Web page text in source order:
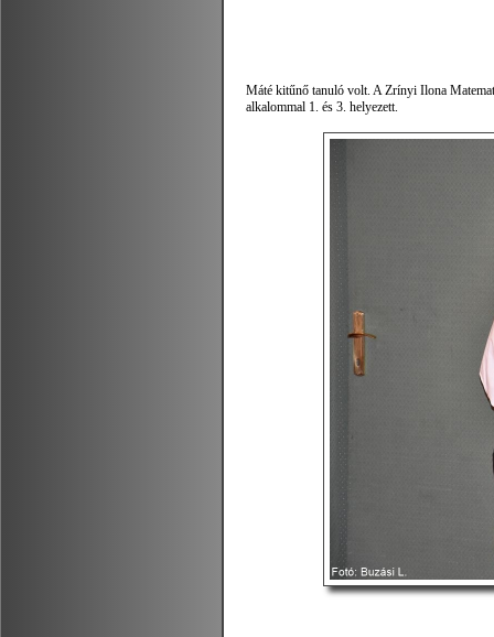
Máté kitűnő tanuló volt. A Zrínyi Ilona
alkalommal 1. és 3. helyezett.